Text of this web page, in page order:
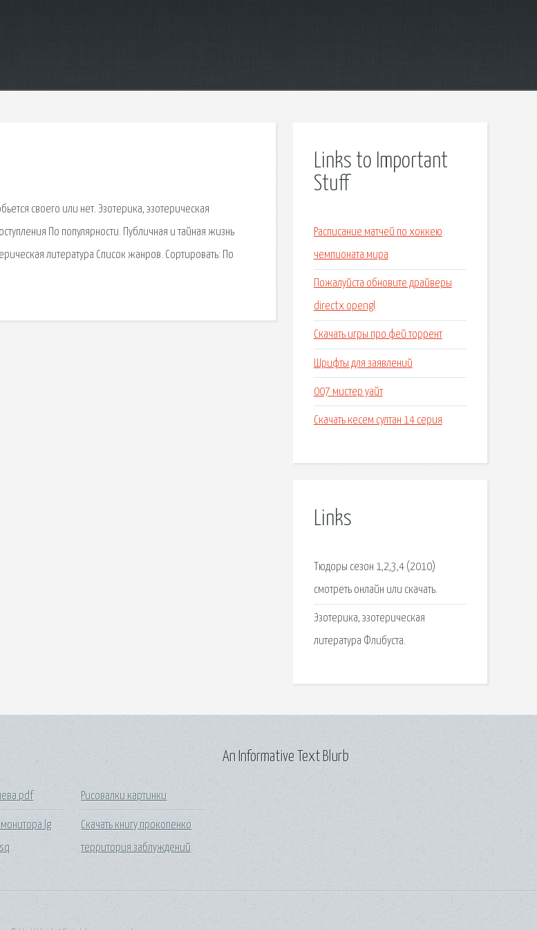
своего или нет. Эзотерика, эзотерическая
По популярности. Публичная и тайная жизнь
литература Список жанров. Сортировать: По
Links to Important
Stuff
Расписание матчей по хоккею
чемпионата мира
Пожалуйста обновите драйверы
directx opengl
Скачать игры про фей торрент
Шрифты для заявлений
007 мистер уайт
Скачать кесем султан 14 серия
Links
Тюдоры сезон 1,2,3,4 (2010)
смотреть онлайн или скачать.
Эзотерика, эзотерическая
литература Флибуста.
pdf
lg
Рисовалки картинки
Скачать книгу прокопенко
территория заблуждений
An Informative Text Blurb